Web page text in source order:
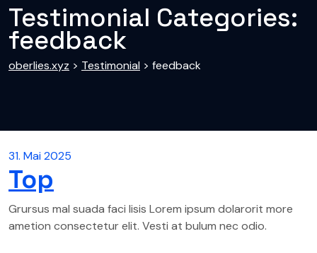
Testimonial Categories:
feedback
oberlies.xyz > Testimonial > feedback
31. Mai 2025
Top
Grursus mal suada faci lisis Lorem ipsum dolarorit more
ametion consectetur elit. Vesti at bulum nec odio.